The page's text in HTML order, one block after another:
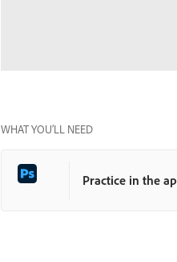
WHAT YOU’LL NEED
Practice in the